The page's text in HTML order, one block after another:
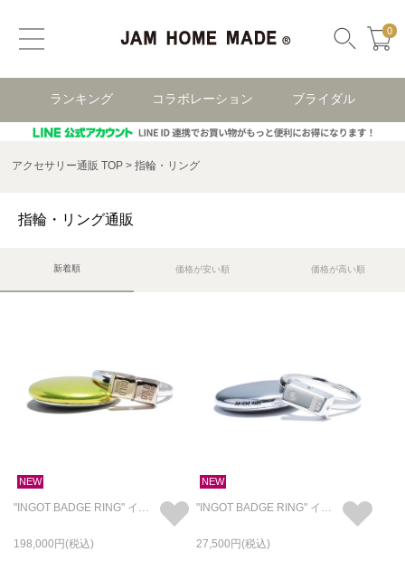
0
ランキング コラボレーション ブライダル
アクセサリー通販 TOP 指輪・リング
指輪・リング通販
価格が安い順 価格が高い順
新着順
NEW
"INGOT BADGE RING" インゴット バッジ リング - K18YG × K10YG × SILVER925
198,000
NEW
"INGOT BADGE RING" インゴット バッジ リング - SILVER925
27,500